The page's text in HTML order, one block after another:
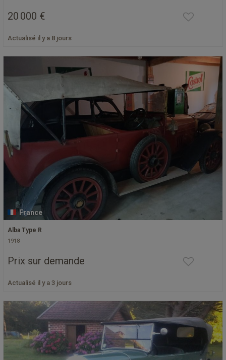
20 000 €
Actualisé il y a 8 jours
France
Alba Type R
1918
Prix sur demande
Actualisé il y a 3 jours